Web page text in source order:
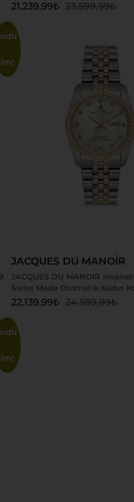
23.599,99₺
21.239,99₺
im!
JACQUES DU MANOİR
JACQUES DU MANOIR
Swiss Made Otomatik Kadın
24.599,99₺
22.139,99₺
im!